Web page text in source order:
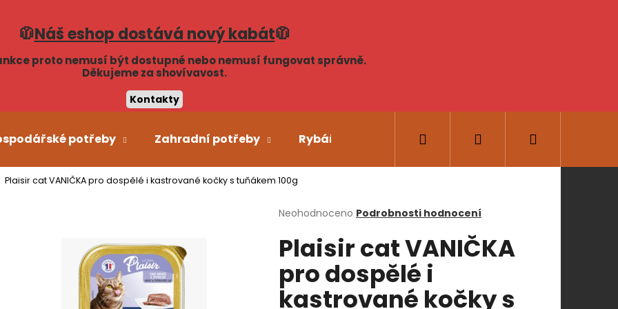
🧥Náš eshop dostává nový kabát🧥
proto nemusí být dostupné nebo nemusí fungovat správně.
Děkujeme za shovívavost.
Kontakty
potřeby Zahradní potřeby Rybářské potřeby Novinky
Přihlášení
Plaisir cat VANIČKA pro dospělé i kastrované kočky s tuňákem 100g
Průměrné
produktu
je
5
hvězdiček.
Neohodnoceno Podrobnosti hodnocení
Plaisir cat VANIČKA
pro dospělé i
kastrované kočky s
Co potřebujete najít?
Doporučujeme